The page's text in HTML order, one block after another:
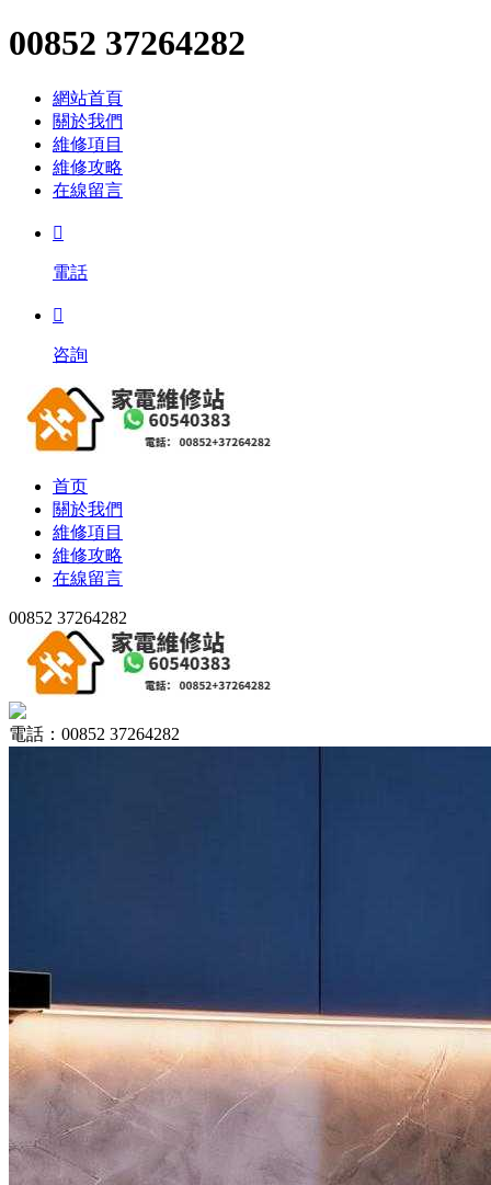
00852 37264282
網站首頁
關於我們
維修項目
維修攻略
在線留言

電話

咨詢
首页
關於我們
維修項目
維修攻略
在線留言
00852 37264282
電話：00852 37264282